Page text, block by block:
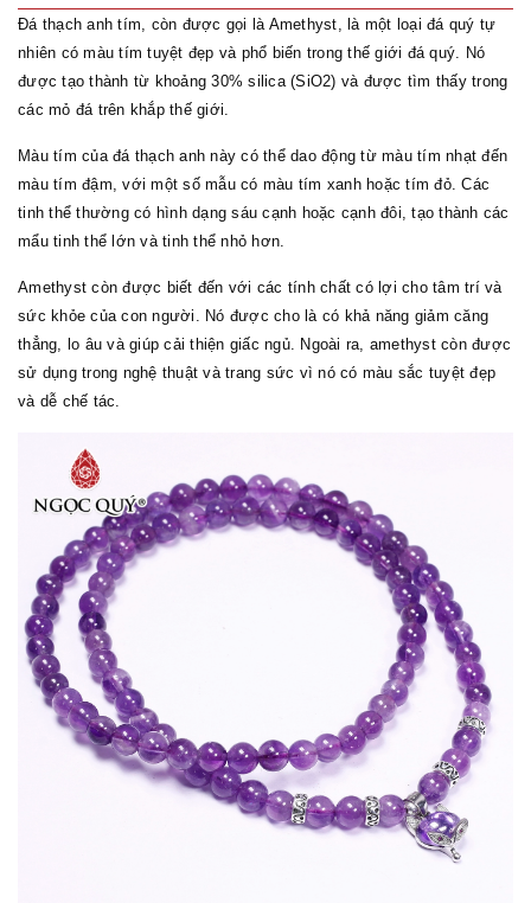
Đá thạch anh tím, còn được gọi là Amethyst, là một loại đá quý tự
nhiên có màu tím tuyệt đẹp và phổ biến trong thế giới đá quý. Nó
được tạo thành từ khoảng 30% silica (SiO2) và được tìm thấy trong
các mỏ đá trên khắp thế giới.
Màu tím của đá thạch anh này có thể dao động từ màu tím nhạt đến
màu tím đậm, với một số mẫu có màu tím xanh hoặc tím đỏ. Các
tinh thể thường có hình dạng sáu cạnh hoặc cạnh đôi, tạo thành các
mẩu tinh thể lớn và tinh thể nhỏ hơn.
Amethyst còn được biết đến với các tính chất có lợi cho tâm trí và
sức khỏe của con người. Nó được cho là có khả năng giảm căng
thẳng, lo âu và giúp cải thiện giấc ngủ. Ngoài ra, amethyst còn được
sử dụng trong nghệ thuật và trang sức vì nó có màu sắc tuyệt đẹp
và dễ chế tác.